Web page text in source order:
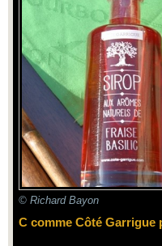
© Richard Bayon
C comme Côté